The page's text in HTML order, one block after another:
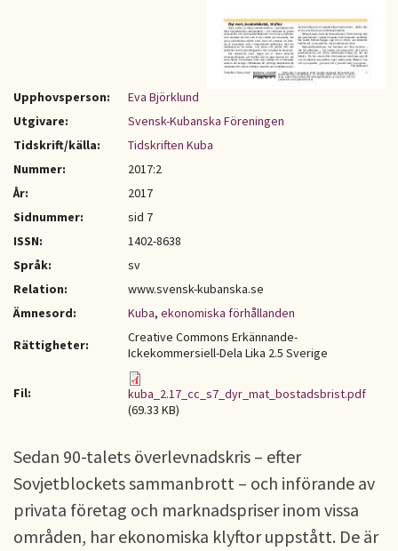
Upphovsperson:
Eva Björklund
Utgivare:
Svensk-Kubanska Föreningen
Tidskrift/källa:
Tidskriften Kuba
Nummer:
2017:2
År:
2017
Sidnummer:
sid 7
ISSN:
1402-8638
Språk:
sv
Relation:
www.svensk-kubanska.se
Ämnesord:
Kuba, ekonomiska förhållanden
Rättigheter:
Creative Commons Erkännande-
Ickekommersiell-Dela Lika 2.5 Sverige
Fil:
kuba_2.17_cc_s7_dyr_mat_bostadsbrist.pdf
(69.33 KB)
Sedan 90-talets överlevnadskris – efter
Sovjetblockets sammanbrott – och införande av
privata företag och marknadspriser inom vissa
områden, har ekonomiska klyftor uppstått. De är